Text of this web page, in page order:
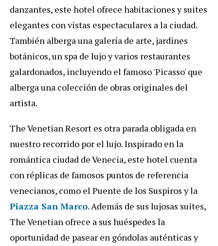
danzantes, este hotel ofrece habitaciones y suites
elegantes con vistas espectaculares a la ciudad.
También alberga una galería de arte, jardines
botánicos, un spa de lujo y varios restaurantes
galardonados, incluyendo el famoso 'Picasso' que
alberga una colección de obras originales del
artista.
The Venetian Resort es otra parada obligada en
nuestro recorrido por el lujo. Inspirado en la
romántica ciudad de Venecia, este hotel cuenta
con réplicas de famosos puntos de referencia
venecianos, como el Puente de los Suspiros y la
Piazza San Marco. Además de sus lujosas suites,
The Venetian ofrece a sus huéspedes la
oportunidad de pasear en góndolas auténticas y